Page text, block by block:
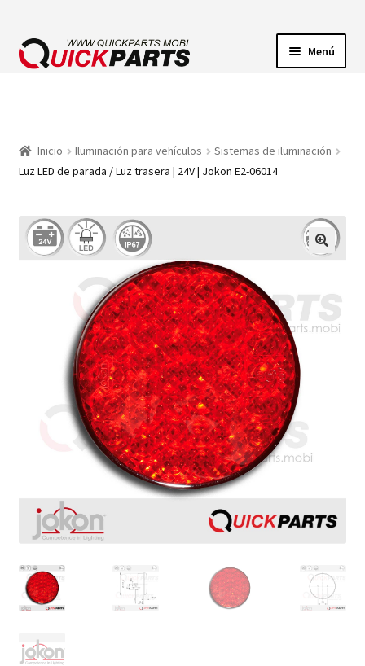
Menú
CLAXONES
Inicio Iluminación para vehículos
Sistemas de iluminación
Luz LED de parada / Luz trasera | 24V | Jokon E2-06014